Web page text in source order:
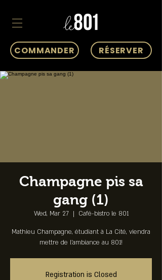
COMMANDER RÉSERVER
Champagne pis sa
gang (1)
Wed, Mar 27
  |
Café-bistro le 801
Mathieu Champagne, étudiant à La Cité, viendra
mettre de l'ambiance au 801!
Registration is Closed